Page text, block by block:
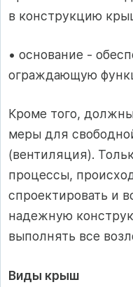
в конструкцию
• основание -
ограждающую
Кроме того,
меры для
(вентиляция).
процессы,
спроектировать и
надежную
выполнять все
Виды крыш